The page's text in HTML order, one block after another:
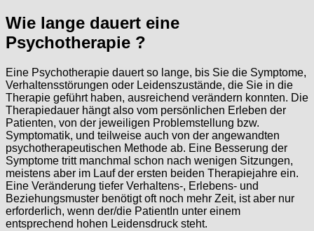
Wie lange dauert eine
Psychotherapie ?
Eine Psychotherapie dauert so lange, bis Sie die Symptome,
Verhaltensstörungen oder Leidenszustände, die Sie in die
Therapie geführt haben, ausreichend verändern konnten. Die
Therapiedauer hängt also vom persönlichen Erleben der
Patienten, von der jeweiligen Problemstellung bzw.
Symptomatik, und teilweise auch von der angewandten
psychotherapeutischen Methode ab. Eine Besserung der
Symptome tritt manchmal schon nach wenigen Sitzungen,
meistens aber im Lauf der ersten beiden Therapiejahre ein.
Eine Veränderung tiefer Verhaltens-, Erlebens- und
Beziehungsmuster benötigt oft noch mehr Zeit, ist aber nur
erforderlich, wenn der/die PatientIn unter einem
entsprechend hohen Leidensdruck steht.